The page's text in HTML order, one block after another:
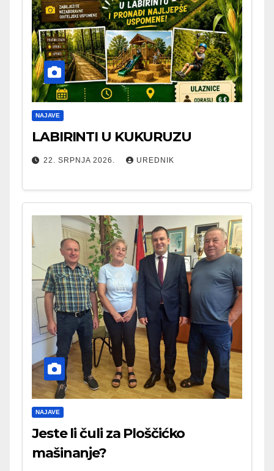
NAJAVE
LABIRINTI U KUKURUZU
22. SRPNJA 2026. UREDNIK
NAJAVE
Jeste li čuli za Ploščićko
mašinanje?